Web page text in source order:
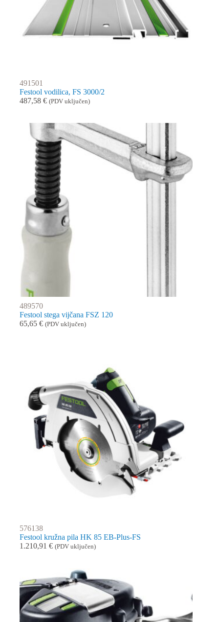
491501
Festool vodilica, FS 3000/2
487,58 € (PDV uključen)
489570
Festool stega vijčana FSZ 120
65,65 € (PDV uključen)
576138
Festool kružna pila HK 85 EB-Plus-FS
1.210,91 € (PDV uključen)